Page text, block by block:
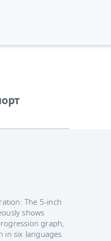
The 5-inch
shows
graph,
in six languages